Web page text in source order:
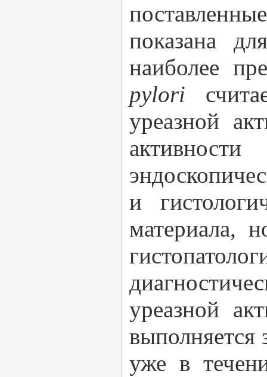
показана
наиболее
pylori
уреазной
и
материала,
уреазной
выполняется
уже в